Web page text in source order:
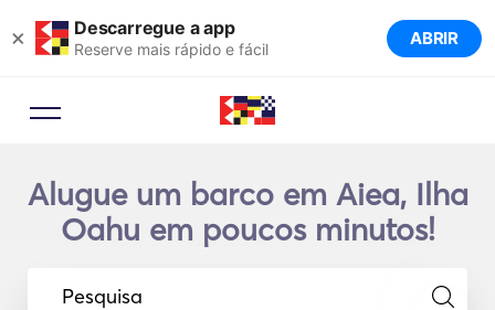
× Descarregue a app
Reserve mais rápido e fácil ABRIR
Alugue um barco em Aiea, Ilha
Oahu em poucos minutos!
Pesquisa